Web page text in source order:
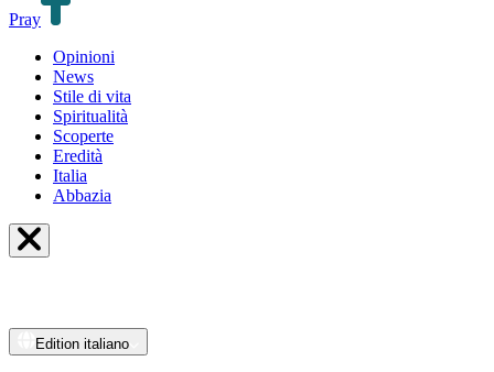
Pray
Opinioni
News
Stile di vita
Spiritualità
Scoperte
Eredità
Italia
Abbazia
Edition italiano